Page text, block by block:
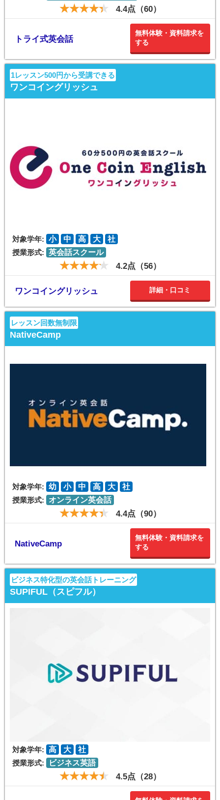
4.4点（60）
トライ式英会話
無料体験・資料請求を
する
1レッスン500円から受講できる
ワンコイングリッシュ
対象学年: 小 中 高 大
社
授業形式: 英会話スクール
4.2点（56）
ワンコイングリッシュ 詳細・口コミ
レッスン回数無制限
NativeCamp
対象学年: 幼 小 中 高 大
社
授業形式:
オンライン英会話
4.4点（90）
NativeCamp
無料体験・資料請求を
する
ビジネス特化型の英会話トレーニング
SUPIFUL（スピフル）
対象学年: 高 大
社
授業形式:
ビジネス英語
4.5点（28）